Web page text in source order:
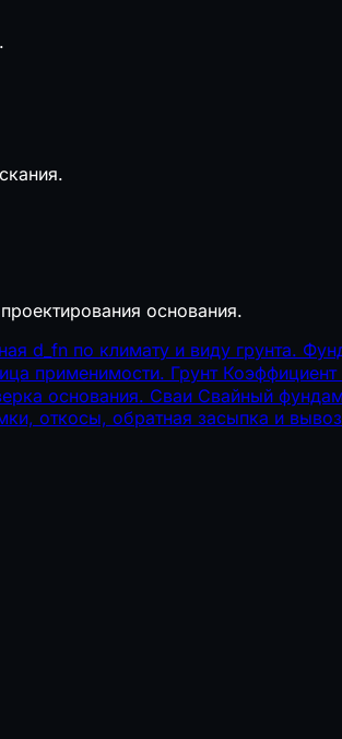
основания.
d_fn по климату и виду грунта.
применимости. Грунт Коэффициент
основания. Сваи Свайный
откосы, обратная засыпка и вывоз